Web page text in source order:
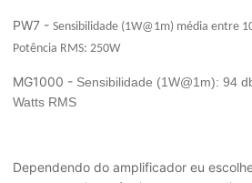
PW7 - Sensibilidade (1W@1m) média entre
Potência RMS: 250W
MG1000 - Sensibilidade (1W@1m): 94
Watts RMS
Dependendo do amplificador eu